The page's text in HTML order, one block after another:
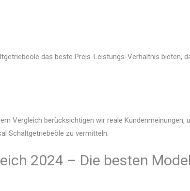
das beste Preis-Leistungs-Verhältnis bieten,
Vergleich berücksichtigen wir reale Kundenmeinungen,
Schaltgetriebeöle zu vermitteln.
2024 – Die besten